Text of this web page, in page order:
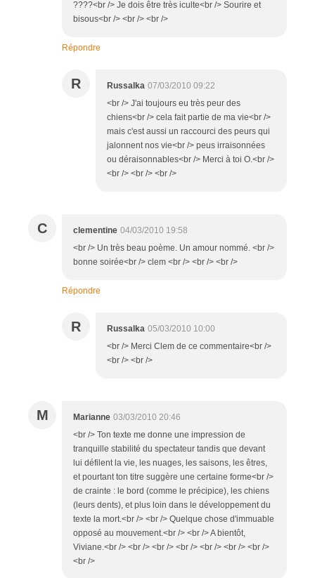
????<br /> Je dois être très iculte<br /> Sourire et
bisous<br /> <br /> <br />
Répondre
R Russalka 07/03/2010 09:22
<br /> J'ai toujours eu très peur des
chiens<br /> cela fait partie de ma vie<br />
mais c'est aussi un raccourci des peurs qui
jalonnent nos vie<br /> peus irraisonnées
ou déraisonnables<br /> Merci à toi O.<br />
<br /> <br /> <br />
C clementine 04/03/2010 19:58
<br /> Un très beau poème. Un amour nommé. <br />
bonne soirée<br /> clem <br /> <br /> <br />
Répondre
R Russalka 05/03/2010 10:00
<br /> Merci Clem de ce commentaire<br />
<br /> <br />
M Marianne 03/03/2010 20:46
<br /> Ton texte me donne une impression de
tranquille stabilité du spectateur tandis que devant
lui défilent la vie, les nuages, les saisons, les êtres,
et pourtant ton titre suggère une certaine forme<br />
de crainte : le bord (comme le précipice), les chiens
(leurs dents), et plus loin dans le développement du
texte la mort.<br /> <br /> Quelque chose d'immuable
opposé au mouvement.<br /> <br /> A bientôt,
Viviane.<br /> <br /> <br /> <br /> <br /> <br /> <br />
<br />